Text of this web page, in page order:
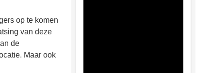
op te komen
van deze
de
Maar ook